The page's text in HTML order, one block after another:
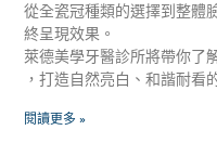
從全瓷冠種類的選擇到整體
終呈現效果。
萊德美學牙醫診所將帶你了
，打造自然亮白、和諧耐看
閱讀更多 »